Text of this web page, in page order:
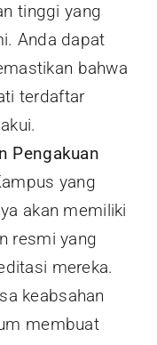
tinggi yang
Anda dapat
bahwa
terdaftar
Pengakuan
yang
akan memiliki
resmi yang
mereka.
keabsahan
membuat